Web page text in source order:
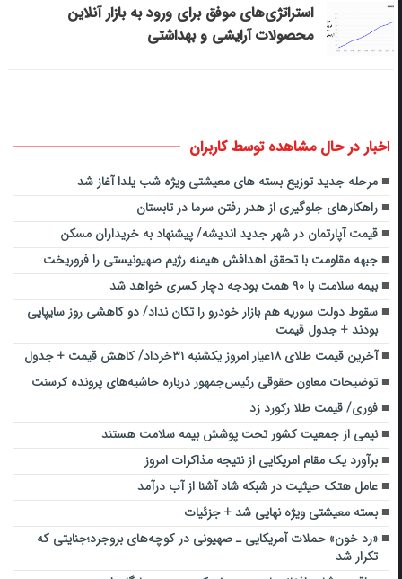
استراتژی‌های موفق برای ورود به بازار آنلاین
محصولات آرایشی و بهداشتی
اخبار در حال مشاهده توسط کاربران
مرحله جدید توزیع بسته‌ های معیشتی ویژه شب یلدا آغاز شد
راهکارهای جلوگیری از هدر رفتن سرما در تابستان
قیمت آپارتمان در شهر جدید اندیشه/ پیشنهاد به خریداران مسکن
جبهه مقاومت با تحقق اهدافش هیمنه رژیم صهیونیستی را فروریخت
بیمه سلامت با ۹۰ همت بودجه دچار کسری خواهد شد
سقوط دولت سوریه هم بازار خودرو را تکان نداد/ دو کاهشی روز سایپایی
بودند + جدول قیمت
آخرین قیمت طلای ۱۸عیار امروز یکشنبه ۳۱خرداد/ کاهش قیمت + جدول
توضیحات معاون حقوقی رئیس‌جمهور درباره حاشیه‌های پرونده کرسنت
فوری/ قیمت طلا رکورد زد
نیمی از جمعیت کشور تحت پوشش بیمه سلامت هستند
برآورد یک مقام امریکایی از نتیجه مذاکرات امروز
عامل هتک حیثیت در شبکه شاد آشنا از آب درآمد
بسته معیشتی ویژه نهایی شد + جزئیات
«رد خون» حملات آمریکایی ـ صهیونی در کوچه‌های بروجرد؛جنایتی که
تکرار شد